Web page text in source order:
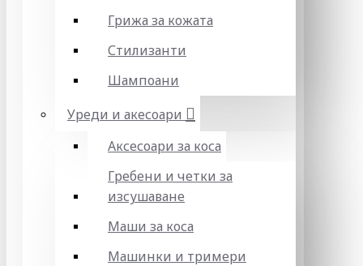
Грижа за кожата
Стилизанти
Шампоани
Уреди и акесоари
Аксесоари за коса
Гребени и четки за
изсушаване
Маши за коса
Машинки и тримери